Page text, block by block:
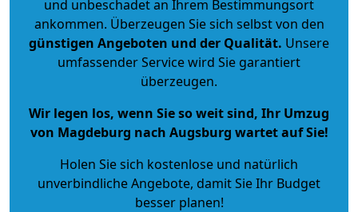
und unbeschadet an Ihrem Bestimmungsort
ankommen. Überzeugen Sie sich selbst von den
günstigen Angeboten und der Qualität. Unsere
umfassender Service wird Sie garantiert
überzeugen.
Wir legen los, wenn Sie so weit sind, Ihr Umzug
von Magdeburg nach Augsburg wartet auf Sie!
Holen Sie sich kostenlose und natürlich
unverbindliche Angebote, damit Sie Ihr Budget
besser planen!